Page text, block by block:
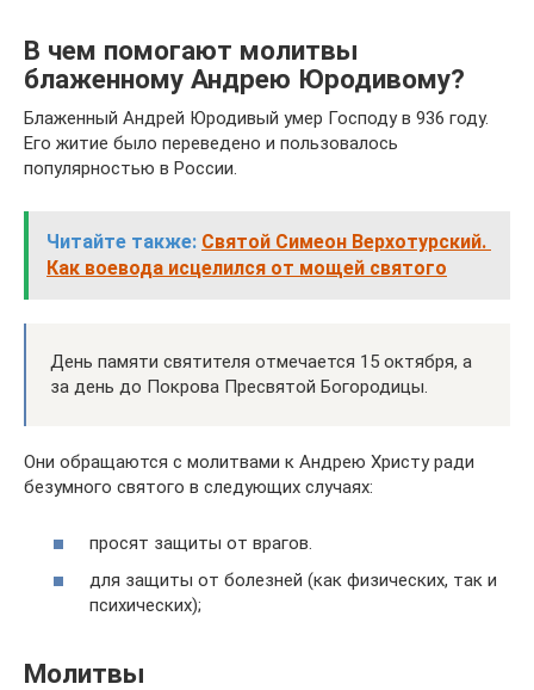
В чем помогают молитвы
блаженному Андрею Юродивому?
Блаженный Андрей Юродивый умер Господу в 936 году.
Его житие было переведено и пользовалось
популярностью в России.
Читайте также: Святой Симеон Верхотурский.
Как воевода исцелился от мощей святого
День памяти святителя отмечается 15 октября, а
за день до Покрова Пресвятой Богородицы.
Они обращаются с молитвами к Андрею Христу ради
безумного святого в следующих случаях:
просят защиты от врагов.
для защиты от болезней (как физических, так и
психических);
Молитвы